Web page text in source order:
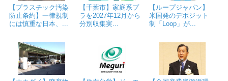
【プラスチック汚染
防止条約】一律規制
には慎重な日本、...
【千葉市】家庭系プ
ラを2027年12月から
分別収集実...
【ループジャパン】
米国発のデポジット
制「Loop」が...